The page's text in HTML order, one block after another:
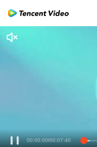
เพลิดเพลิน
00:00:00/00:07:40